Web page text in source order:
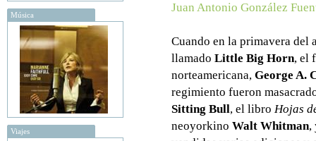
Música
Viajes
Juan Antonio González
Cuando en la primavera del
llamado Little Big Horn, el
norteamericana, George A.
regimiento fueron
Sitting Bull, el libro Hojas
neoyorkino Walt Whitman,